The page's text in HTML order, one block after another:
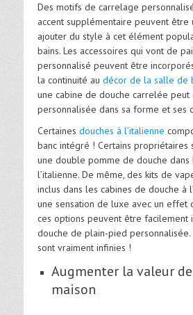
Des motifs de carrelage
accent supplémentaire peuvent être
ajouter du style à cet élément
bains. Les accessoires qui vont de
personnalisé peuvent être
la continuité au décor de la salle de
une cabine de douche carrelée
personnalisée dans sa forme et ses
Certaines douches à l’italienne
banc intégré ! Certains propriétaires
une double pomme de douche dans
l’italienne. De même, des kits de
inclus dans les cabines de douche à
une sensation de luxe avec un effet
ces options peuvent être facilement
douche de plain-pied personnalisée.
sont vraiment infinies !
Augmenter la valeur
maison